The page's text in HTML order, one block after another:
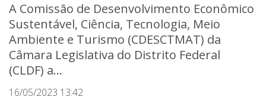
A Comissão de Desenvolvimento Econômico
Sustentável, Ciência, Tecnologia, Meio
Ambiente e Turismo (CDESCTMAT) da
Câmara Legislativa do Distrito Federal
(CLDF) a...
16/05/2023 13:42